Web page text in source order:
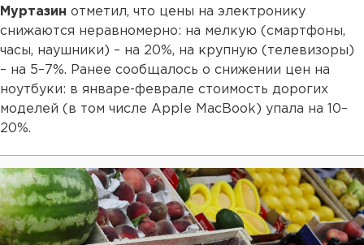
Муртазин отметил, что цены на электронику
снижаются неравномерно: на мелкую (смартфоны,
часы, наушники) – на 20%, на крупную (телевизоры)
– на 5–7%. Ранее сообщалось о снижении цен на
ноутбуки: в январе-феврале стоимость дорогих
моделей (в том числе Apple MacBook) упала на 10–
20%.